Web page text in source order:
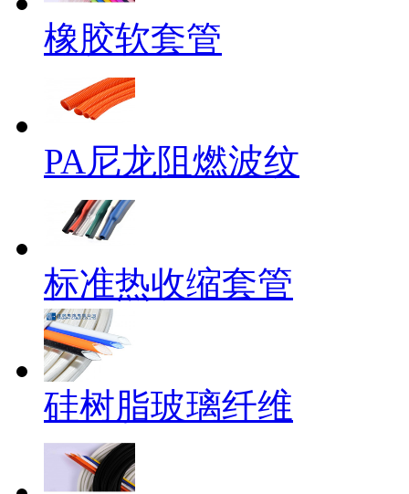
橡胶软套管
PA尼龙阻燃波纹
标准热收缩套管
硅树脂玻璃纤维